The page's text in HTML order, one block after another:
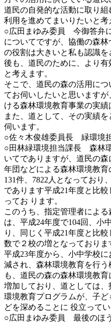
道民の自発的な活動に取り
利用を進めてまいりたいと考
○広田まゆみ委員 今御答弁
についてですが、協働の森
の役割は大きいと私も認識
後も、道民のために、より
と考えます。
そこで、道民の森の活用に
てお伺いしたいと思います
ける森林環境教育事業の実績
また、道として、その実績を
伺います。
○佐々木俊雄委員長 緑環境
○田林緑環境担当課長 森林
いてでありますが、道民の
年団などによる森林環境教
131件、7822人となっており
であります平成21年度と比
ってお ります。
このうち、指定管理者によ
は、平成24年度で104回、小
り、同じく平成21年度と比
数で２校の増となっておりま
平成23年度から、小中学校
減され、森林環境教育を行
も、道民の森の森林環境教
増加しており、道としては
環境教育プログラムが、子
どを深めることに 役立って
○広田まゆみ委員 最後のほ